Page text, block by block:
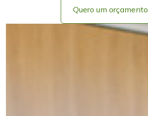
Quero um orçamento